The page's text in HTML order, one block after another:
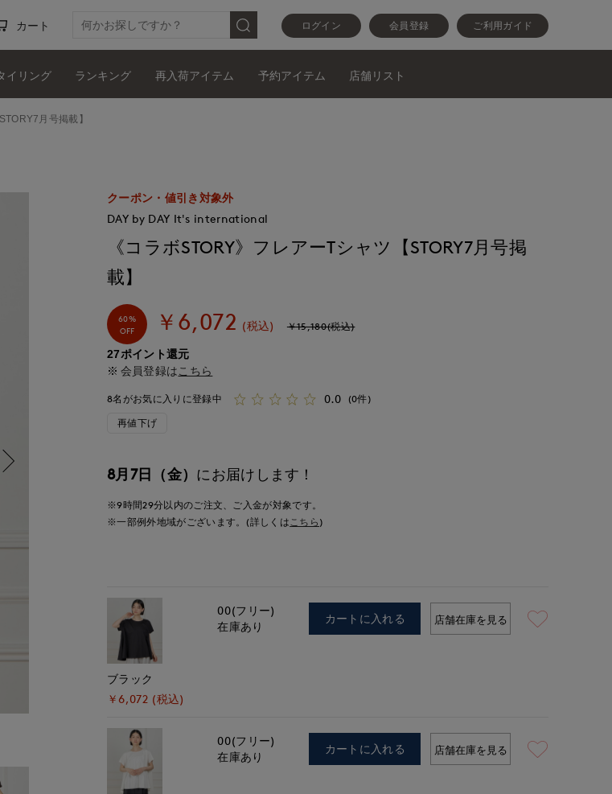
ログイン 会員登録 ご利用ガイド
カート
イリング ランキング 再入荷アイテム 予約アイテム 店舗リスト
月号掲載】
クーポン・値引き対象外
DAY by DAY It's international
《コラボSTORY》フレアーTシャツ【STORY7月号掲
載】
60%
OFF
￥6,072 (税込) ￥15,180(税込)
27ポイント還元
会員登録はこちら
8名がお気に入りに登録中 0.0
(0件)
再値下げ
8月7日（金） にお届けします！
※9時間29分以内のご注文、ご入金が対象です。
※一部例外地域がございます。(詳しくは こちら )
ブラック
￥6,072 (税込)
00(フリー)
在庫あり
カートに入れる 店舗在庫を見る
00(フリー)
在庫あり
カートに入れる 店舗在庫を見る